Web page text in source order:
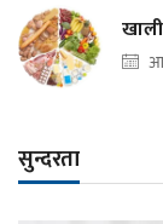
सुन्दरता